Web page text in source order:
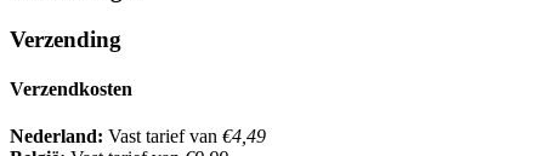
Verzending
Verzendkosten
Nederland: Vast tarief van €4,49